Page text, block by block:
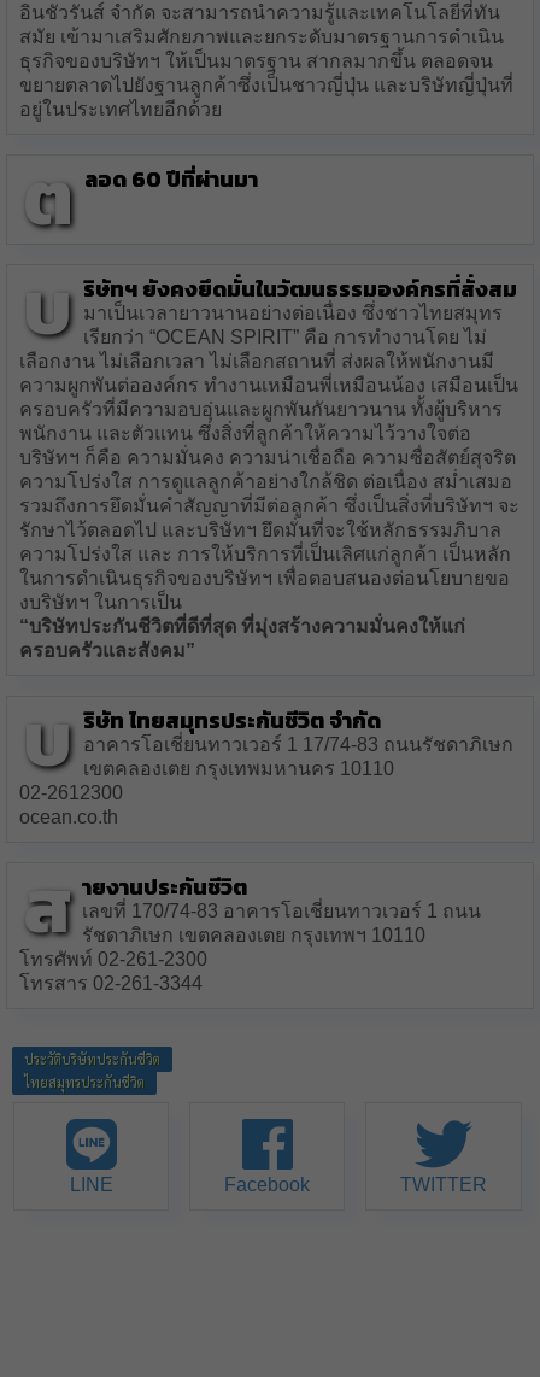
อินชัวรันส์ จำกัด จะสามารถนำความรู้และเทคโนโลยีที่ทัน
สมัย เข้ามาเสริมศักยภาพและยกระดับมาตรฐานการดำเนิน
ธุรกิจของบริษัทฯ ให้เป็นมาตรฐาน สากลมากขึ้น ตลอดจน
ขยายตลาดไปยังฐานลูกค้าซึ่งเป็นชาวญี่ปุ่น และบริษัทญี่ปุ่นที่
อยู่ในประเทศไทยอีกด้วย
ต ลอด 60 ปีที่ผ่านมา
บ ริษัทฯ ยังคงยึดมั่นในวัฒนธรรมองค์กรที่สั่งสม
มาเป็นเวลายาวนานอย่างต่อเนื่อง ซึ่งชาวไทยสมุทร
เรียกว่า “OCEAN SPIRIT” คือ การทำงานโดย ไม่
เลือกงาน ไม่เลือกเวลา ไม่เลือกสถานที่ ส่งผลให้พนักงานมี
ความผูกพันต่อองค์กร ทำงานเหมือนพี่เหมือนน้อง เสมือนเป็น
ครอบครัวที่มีความอบอุ่นและผูกพันกันยาวนาน ทั้งผู้บริหาร
พนักงาน และตัวแทน ซึ่งสิ่งที่ลูกค้าให้ความไว้วางใจต่อ
บริษัทฯ ก็คือ ความมั่นคง ความน่าเชื่อถือ ความซื่อสัตย์สุจริต
ความโปร่งใส การดูแลลูกค้าอย่างใกล้ชิด ต่อเนื่อง สม่ำเสมอ
รวมถึงการยึดมั่นคำสัญญาที่มีต่อลูกค้า ซึ่งเป็นสิ่งที่บริษัทฯ จะ
รักษาไว้ตลอดไป และบริษัทฯ ยึดมั่นที่จะใช้หลักธรรมภิบาล
ความโปร่งใส และ การให้บริการที่เป็นเลิศแก่ลูกค้า เป็นหลัก
ในการดำเนินธุรกิจของบริษัทฯ เพื่อตอบสนองต่อนโยบายขอ
งบริษัทฯ ในการเป็น
“บริษัทประกันชีวิตที่ดีที่สุด ที่มุ่งสร้างความมั่นคงให้แก่
ครอบครัวและสังคม”
บ ริษัท ไทยสมุทรประกันชีวิต จำกัด
อาคารโอเชี่ยนทาวเวอร์ 1 17/74-83 ถนนรัชดาภิเษก
เขตคลองเตย กรุงเทพมหานคร 10110
02-2612300
ocean.co.th‎
ส ายงานประกันชีวิต
เลขที่ 170/74-83 อาคารโอเชี่ยนทาวเวอร์ 1 ถนน
รัชดาภิเษก เขตคลองเตย กรุงเทพฯ 10110
โทรศัพท์ 02-261-2300
โทรสาร 02-261-3344
ประวัติบริษัทประกันชีวิต
ไทยสมุทรประกันชีวิต
LINE Facebook TWITTER